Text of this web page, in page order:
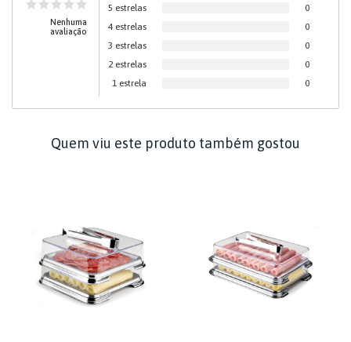
Nenhuma
avaliação
5 estrelas
0
4 estrelas
0
3 estrelas
0
2 estrelas
0
1 estrela
0
Quem viu este produto também gostou